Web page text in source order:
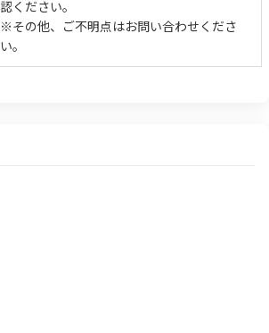
認ください。
※その他、ご不明点はお問い合わせくださ
い。